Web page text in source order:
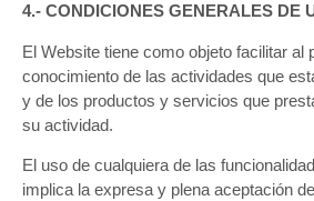
4.- CONDICIONES GENERALES DE
El Website tiene como objeto facilitar al
conocimiento de las actividades que
y de los productos y servicios que
su actividad.
El uso de cualquiera de las
implica la expresa y plena aceptación